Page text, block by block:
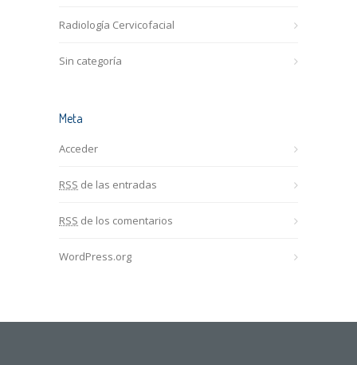
Radiología Cervicofacial
Sin categoría
Meta
Acceder
RSS de las entradas
RSS de los comentarios
WordPress.org